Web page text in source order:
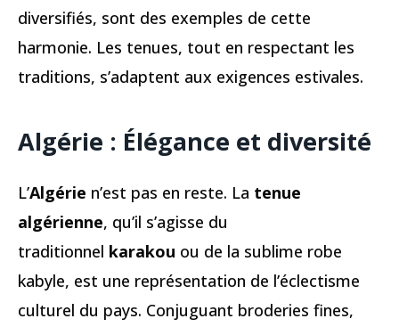
diversifiés, sont des exemples de cette
harmonie. Les tenues, tout en respectant les
traditions, s’adaptent aux exigences estivales.
Algérie : Élégance et diversité
L’Algérie n’est pas en reste. La tenue
algérienne, qu’il s’agisse du
traditionnel karakou ou de la sublime robe
kabyle, est une représentation de l’éclectisme
culturel du pays. Conjuguant broderies fines,